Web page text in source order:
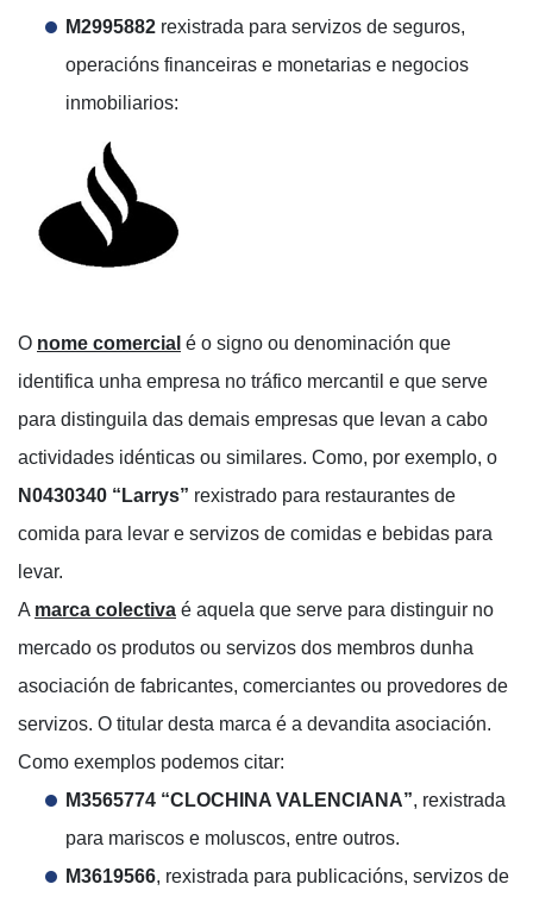
M2995882 rexistrada para servizos de seguros,
operacións financeiras e monetarias e negocios
inmobiliarios:
O nome comercial é o signo ou denominación que
identifica unha empresa no tráfico mercantil e que serve
para distinguila das demais empresas que levan a cabo
actividades idénticas ou similares. Como, por exemplo, o
N0430340 “Larrys” rexistrado para restaurantes de
comida para levar e servizos de comidas e bebidas para
levar.
A marca colectiva é aquela que serve para distinguir no
mercado os produtos ou servizos dos membros dunha
asociación de fabricantes, comerciantes ou provedores de
servizos. O titular desta marca é a devandita asociación.
Como exemplos podemos citar:
M3565774 “CLOCHINA VALENCIANA”, rexistrada
para mariscos e moluscos, entre outros.
M3619566, rexistrada para publicacións, servizos de